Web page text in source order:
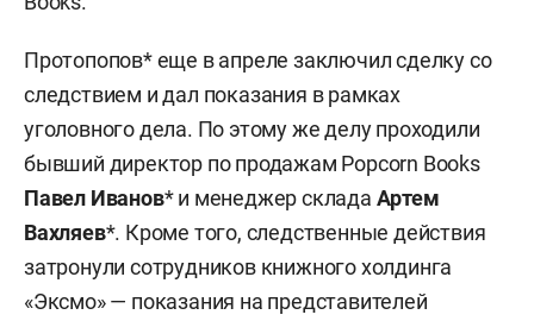
Протопопов* еще в апреле заключил сделку со
следствием и дал показания в рамках
уголовного дела. По этому же делу проходили
бывший директор по продажам Popcorn Books
Павел Иванов* и менеджер склада Артем
Вахляев*. Кроме того, следственные действия
затронули сотрудников книжного холдинга
«Эксмо» — показания на представителей